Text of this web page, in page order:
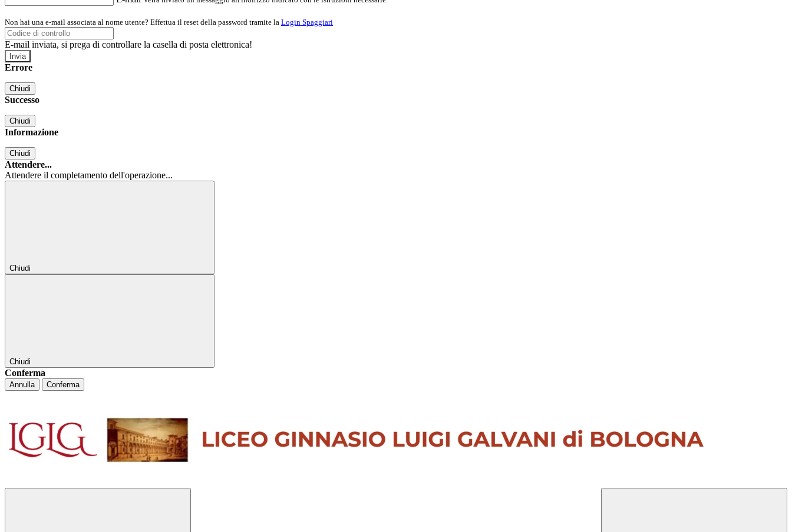
Non hai una e-mail associata al nome utente? Effettua il reset della password tramite la Login Spaggiari
E-mail inviata, si prega di controllare la casella di posta elettronica!
Errore
Chiudi
Successo
Chiudi
Informazione
Chiudi
Attendere...
Attendere il completamento dell'operazione...
Chiudi
Chiudi
Conferma
Annulla Conferma